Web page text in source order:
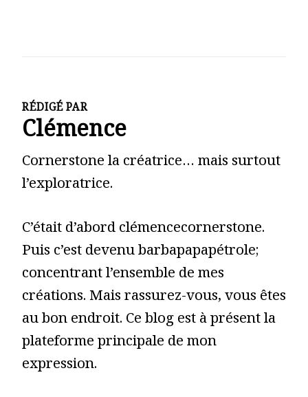
RÉDIGÉ PAR
Clémence
Cornerstone la créatrice… mais surtout
l’exploratrice.
C’était d’abord clémencecornerstone.
Puis c’est devenu barbapapapétrole;
concentrant l’ensemble de mes
créations. Mais rassurez-vous, vous êtes
au bon endroit. Ce blog est à présent la
plateforme principale de mon
expression.